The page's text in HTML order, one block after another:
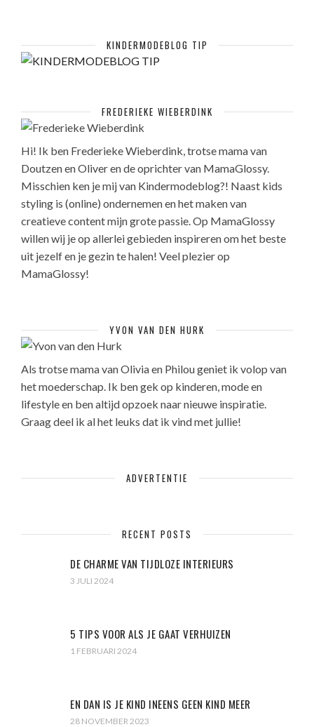
KINDERMODEBLOG TIP
FREDERIEKE WIEBERDINK
Hi! Ik ben Frederieke Wieberdink, trotse mama van
Doutzen en Oliver en de oprichter van MamaGlossy.
Misschien ken je mij van Kindermodeblog?! Naast kids
styling is (online) ondernemen en het maken van
creatieve content mijn grote passie. Op MamaGlossy
willen wij je op allerlei gebieden inspireren om het beste
uit jezelf en je gezin te halen! Veel plezier op
MamaGlossy!
YVON VAN DEN HURK
Als trotse mama van Olivia en Philou geniet ik volop van
het moederschap. Ik ben gek op kinderen, mode en
lifestyle en ben altijd opzoek naar nieuwe inspiratie.
Graag deel ik al het leuks dat ik vind met jullie!
ADVERTENTIE
RECENT POSTS
DE CHARME VAN TIJDLOZE INTERIEURS
3 JULI 2024
5 TIPS VOOR ALS JE GAAT VERHUIZEN
1 FEBRUARI 2024
EN DAN IS JE KIND INEENS GEEN KIND MEER
28 NOVEMBER 2023